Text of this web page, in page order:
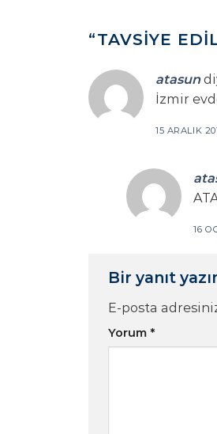
“TAVSIYE
atasun
İzmir
15 ARALIK
16
Bir yanıt
E-posta
Yorum *